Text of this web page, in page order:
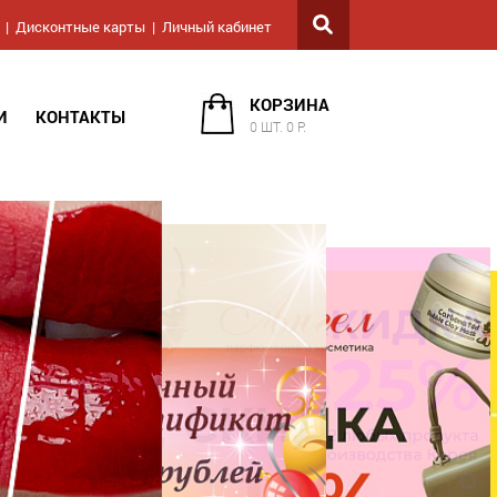
Дисконтные карты Личный кабинет
КОНТАКТЫ
КОРЗИНА
0 ШТ. 0 Р.